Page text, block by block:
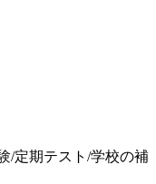
/定期テスト/学校の補